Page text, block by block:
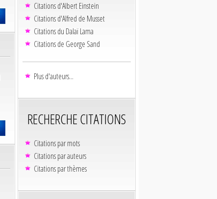
Citations d'Albert Einstein
Citations d'Alfred de Musset
Citations du Dalaï Lama
Citations de George Sand
Plus d'auteurs...
RECHERCHE CITATIONS
Citations par mots
Citations par auteurs
Citations par thèmes